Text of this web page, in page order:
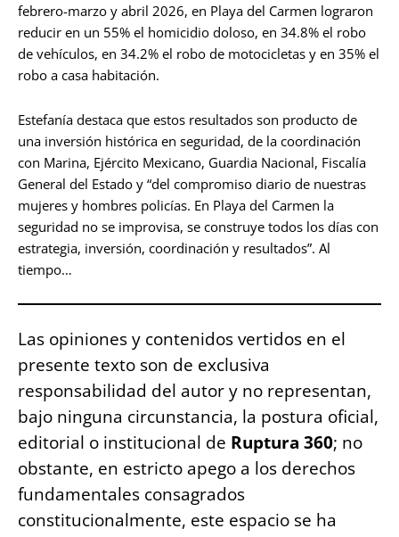
febrero-marzo y abril 2026, en Playa del Carmen lograron
reducir en un 55% el homicidio doloso, en 34.8% el robo
de vehículos, en 34.2% el robo de motocicletas y en 35% el
robo a casa habitación.
Estefanía destaca que estos resultados son producto de
una inversión histórica en seguridad, de la coordinación
con Marina, Ejército Mexicano, Guardia Nacional, Fiscalía
General del Estado y “del compromiso diario de nuestras
mujeres y hombres policías. En Playa del Carmen la
seguridad no se improvisa, se construye todos los días con
estrategia, inversión, coordinación y resultados”. Al
tiempo…
Las opiniones y contenidos vertidos en el
presente texto son de exclusiva
responsabilidad del autor y no representan,
bajo ninguna circunstancia, la postura oficial,
editorial o institucional de Ruptura 360; no
obstante, en estricto apego a los derechos
fundamentales consagrados
constitucionalmente, este espacio se ha